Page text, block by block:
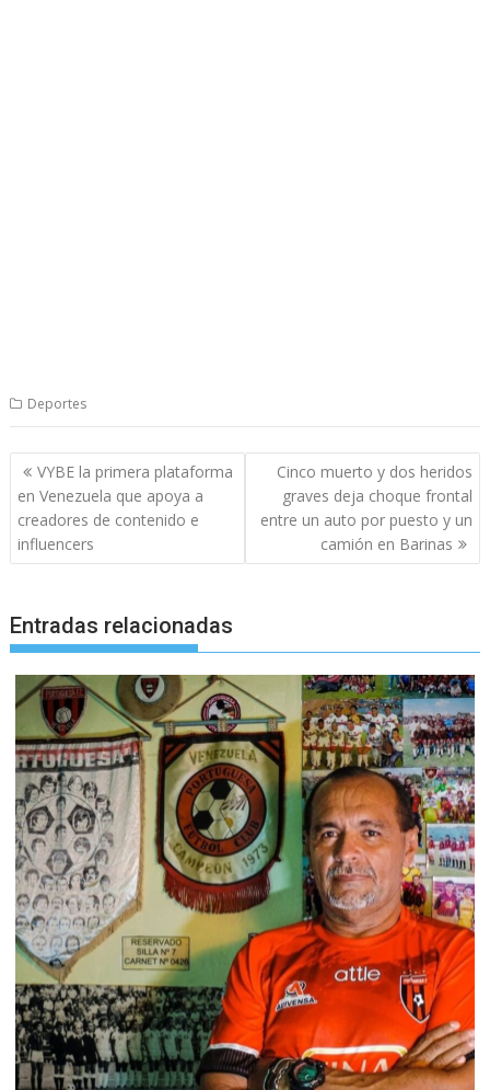
Deportes
Navegación
de
entradas
VYBE la primera plataforma
en Venezuela que apoya a
creadores de contenido e
influencers
Cinco muerto y dos heridos
graves deja choque frontal
entre un auto por puesto y un
camión en Barinas
Entradas relacionadas